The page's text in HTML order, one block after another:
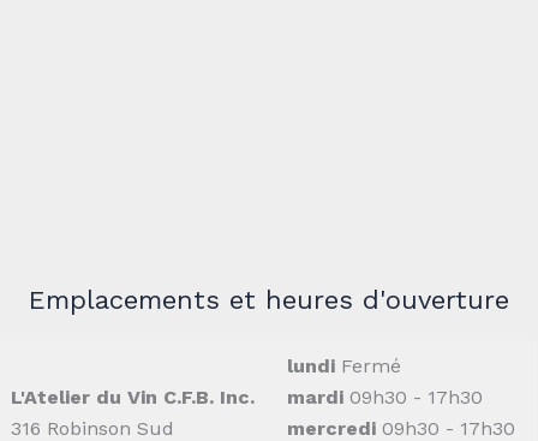
Emplacements et heures d'ouverture
L'Atelier du Vin C.F.B. Inc.
316 Robinson Sud
lundi Fermé
mardi 09h30 - 17h30
mercredi 09h30 - 17h30